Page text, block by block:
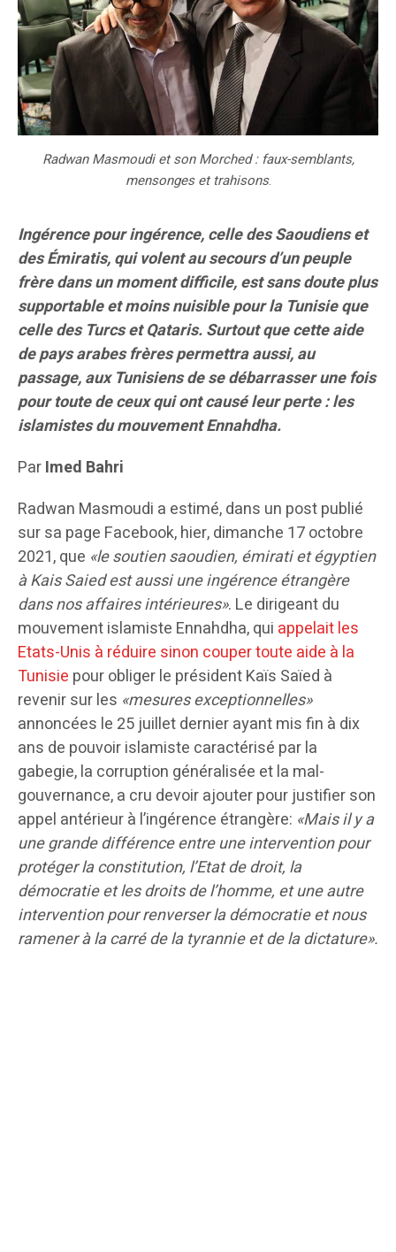
Radwan Masmoudi et son Morched : faux-semblants,
mensonges et trahisons.
Ingérence pour ingérence, celle des Saoudiens et
des Émiratis, qui volent au secours d’un peuple
frère dans un moment difficile, est sans doute plus
supportable et moins nuisible pour la Tunisie que
celle des Turcs et Qataris. Surtout que cette aide
de pays arabes frères permettra aussi, au
passage, aux Tunisiens de se débarrasser une fois
pour toute de ceux qui ont causé leur perte : les
islamistes du mouvement Ennahdha.
ParImed Bahri
Radwan Masmoudi a estimé, dans un post publié
sur sa page Facebook, hier, dimanche 17 octobre
2021, que «le soutien saoudien, émirati et égyptien
à Kais Saied est aussi une ingérence étrangère
dans nos affaires intérieures». Le dirigeant du
mouvement islamiste Ennahdha, qui appelait les
Etats-Unis à réduire sinon couper toute aide à la
Tunisie pour obliger le président Kaïs Saïed à
revenir sur les «mesures exceptionnelles»
annoncées le 25 juillet dernier ayant mis fin à dix
ans de pouvoir islamiste caractérisé par la
gabegie, la corruption généralisée et la mal-
gouvernance, a cru devoir ajouter pour justifier son
appel antérieur à l’ingérence étrangère: «Mais il y a
une grande différence entre une intervention pour
protéger la constitution, l’Etat de droit, la
démocratie et les droits de l’homme, et une autre
intervention pour renverser la démocratie et nous
ramener à la carré de la tyrannie et de la dictature».